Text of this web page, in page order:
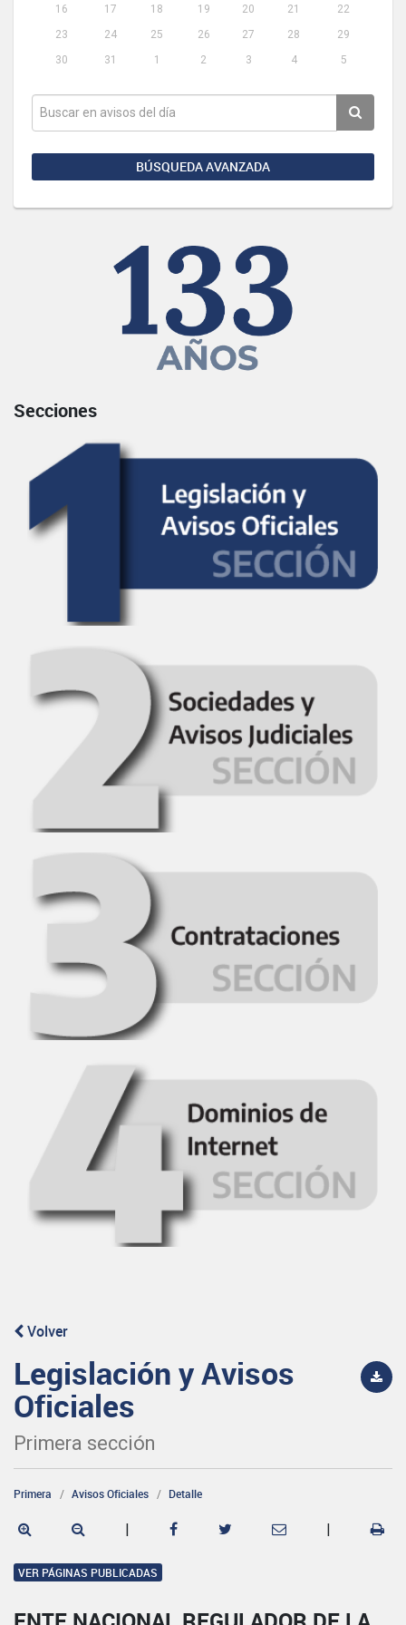
16
17 18 19 20 21
22
23
24 25 26 27 28
29
30
31 1 2 3 4 5
BÚSQUEDA AVANZADA
Secciones
Volver
Legislación y Avisos
Oficiales
Primera sección
Primera Avisos Oficiales Detalle
| |
VER PÁGINAS PUBLICADAS